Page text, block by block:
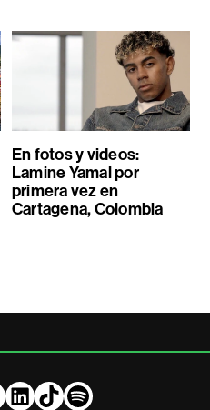
En fotos y videos:
Lamine Yamal por
primera vez en
Cartagena, Colombia